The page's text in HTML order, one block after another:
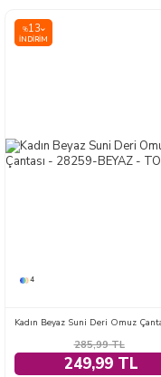
%13
İNDIRIM
4
285,99TL
249,99 TL